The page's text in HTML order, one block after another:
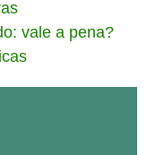
vale a pena?